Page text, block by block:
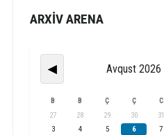
ARXİV ARENA
◀ Avqust 2026
B B Ç Ç C
27 28 29 30 31
3
4 5 6 7